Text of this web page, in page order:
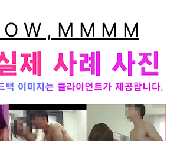
O W , M M M M